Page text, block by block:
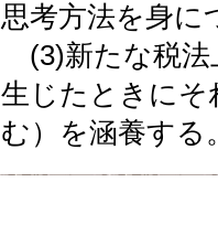
思考方法を身に
(3)新たな税法
生じたときにそ
む）を涵養する。